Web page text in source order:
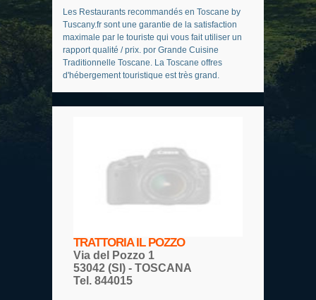
Les Restaurants recommandés en Toscane by
Tuscany.fr sont une garantie de la satisfaction
maximale par le touriste qui vous fait utiliser un
rapport qualité / prix. por Grande Cuisine
Traditionnelle Toscane. La Toscane offres
d'hébergement touristique est très grand.
TRATTORIA IL POZZO
Via del Pozzo 1
53042 (SI) - TOSCANA
Tel. 844015